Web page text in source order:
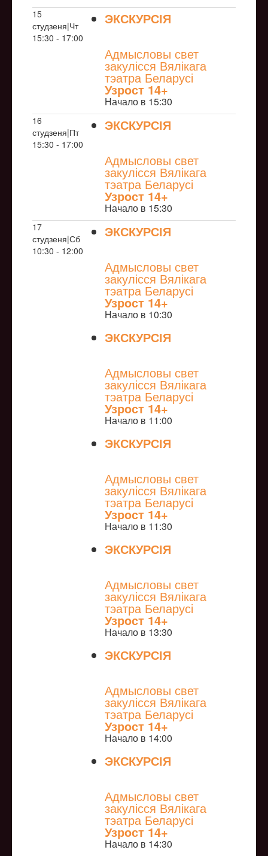
15
студзеня|Чт
15:30 - 17:00
ЭКСКУРСІЯ
Адмысловы свет
закулісся Вялікага
тэатра Беларусі
Узрoст 14+
Начало в 15:30
16
студзеня|Пт
15:30 - 17:00
ЭКСКУРСІЯ
Адмысловы свет
закулісся Вялікага
тэатра Беларусі
Узрoст 14+
Начало в 15:30
17
студзеня|Сб
10:30 - 12:00
ЭКСКУРСІЯ
Адмысловы свет
закулісся Вялікага
тэатра Беларусі
Узрoст 14+
Начало в 10:30
ЭКСКУРСІЯ
Адмысловы свет
закулісся Вялікага
тэатра Беларусі
Узрoст 14+
Начало в 11:00
ЭКСКУРСІЯ
Адмысловы свет
закулісся Вялікага
тэатра Беларусі
Узрoст 14+
Начало в 11:30
ЭКСКУРСІЯ
Адмысловы свет
закулісся Вялікага
тэатра Беларусі
Узрoст 14+
Начало в 13:30
ЭКСКУРСІЯ
Адмысловы свет
закулісся Вялікага
тэатра Беларусі
Узрoст 14+
Начало в 14:00
ЭКСКУРСІЯ
Адмысловы свет
закулісся Вялікага
тэатра Беларусі
Узрoст 14+
Начало в 14:30